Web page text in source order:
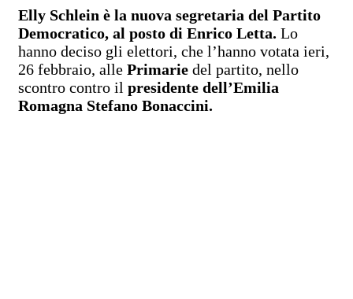
Elly Schlein è la nuova segretaria del Partito
Democratico, al posto di Enrico Letta. Lo
hanno deciso gli elettori, che l’hanno votata ieri,
26 febbraio, alle Primarie del partito, nello
scontro contro il presidente dell’Emilia
Romagna Stefano Bonaccini.